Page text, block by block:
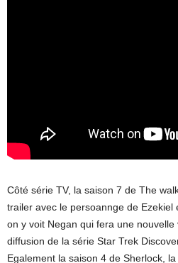
Côté série TV, la saison 7 de The
trailer avec le persoannge de Ezekiel
on y voit Negan qui fera une
diffusion de la série Star Trek
Egalement la saison 4 de Sherlock,